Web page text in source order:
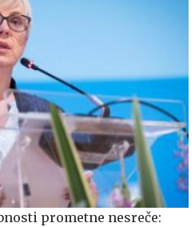
prometne nesreče: